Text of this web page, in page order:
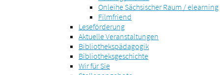
Onleihe Sächsischer Raum / elearning
Filmfriend
Leseförderung
Aktuelle Veranstaltungen
Bibliothekspädagogik
Bibliotheksgeschichte
Wir für Sie